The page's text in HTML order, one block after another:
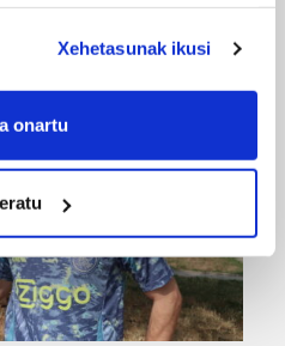
like to:
your geographical
by actively scanning it for
(fingerprinting)
personal data is processed
thedetails section.
Xehetasunak ikusi
onartu
aukera 'KimiK' eta